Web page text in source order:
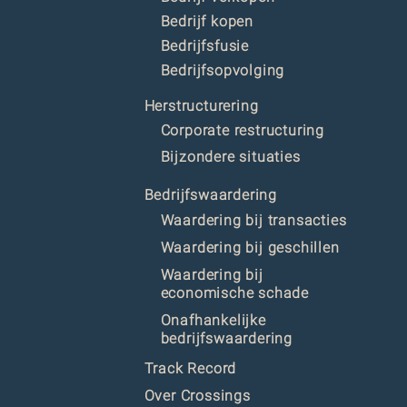
Bedrijf kopen
Bedrijfsfusie
Bedrijfsopvolging
Herstructurering
Corporate restructuring
Bijzondere situaties
Bedrijfswaardering
Waardering bij transacties
Waardering bij geschillen
Waardering bij
economische schade
Onafhankelijke
bedrijfswaardering
Track Record
Over Crossings